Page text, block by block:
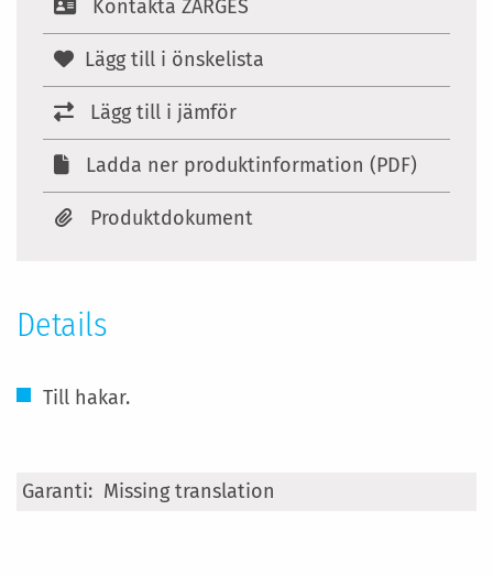
Kontakta ZARGES
Lägg till i önskelista
Lägg till i jämför
Ladda ner produktinformation (PDF)
Produktdokument
Details
Till hakar.
Mer
Missing translation